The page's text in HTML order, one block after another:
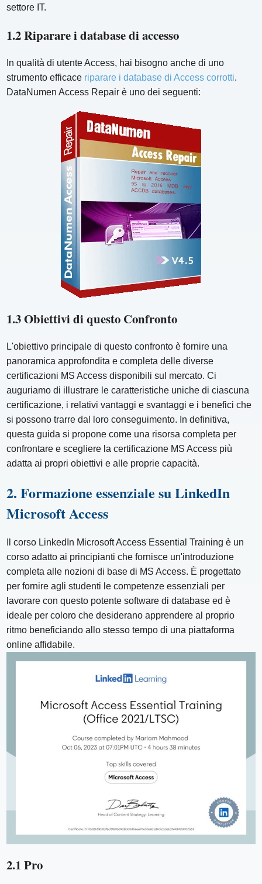
settore IT.
1.2 Riparare i database di accesso
In qualità di utente Access, hai bisogno anche di uno
strumento efficace riparare i database di Access corrotti.
DataNumen Access Repair è uno dei seguenti:
1.3 Obiettivi di questo Confronto
L'obiettivo principale di questo confronto è fornire una
panoramica approfondita e completa delle diverse
certificazioni MS Access disponibili sul mercato. Ci
auguriamo di illustrare le caratteristiche uniche di ciascuna
certificazione, i relativi vantaggi e svantaggi e i benefici che
si possono trarre dal loro conseguimento. In definitiva,
questa guida si propone come una risorsa completa per
confrontare e scegliere la certificazione MS Access più
adatta ai propri obiettivi e alle proprie capacità.
2. Formazione essenziale su LinkedIn
Microsoft Access
Il corso LinkedIn Microsoft Access Essential Training è un
corso adatto ai principianti che fornisce un'introduzione
completa alle nozioni di base di MS Access. È progettato
per fornire agli studenti le competenze essenziali per
lavorare con questo potente software di database ed è
ideale per coloro che desiderano apprendere al proprio
ritmo beneficiando allo stesso tempo di una piattaforma
online affidabile.
2.1 Pro